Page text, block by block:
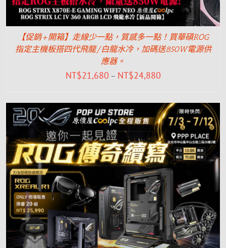
【促銷+開箱】走線少一點，質感多一點！買華碩ROG
指定主機板搭四代飛龍/白龍水冷，加碼送850W電源供
應器。
NT$21,680 – NT$24,880